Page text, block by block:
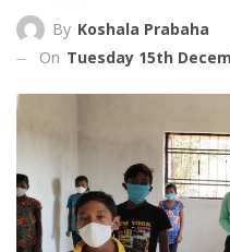
By Koshala Prabaha
On Tuesday 15th